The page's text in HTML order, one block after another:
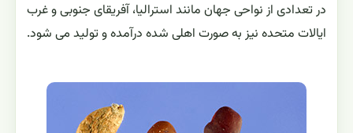
در تعدادی از نواحی جهان مانند استرالیا، آفریقای جنوبی و غرب
ایالات متحده نیز به صورت اهلی شده درآمده و تولید می شود.